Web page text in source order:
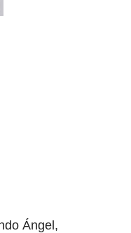
Ángel,